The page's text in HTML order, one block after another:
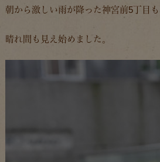
朝から激しい雨が降った神宮前5丁目
晴れ間も見え始めました。